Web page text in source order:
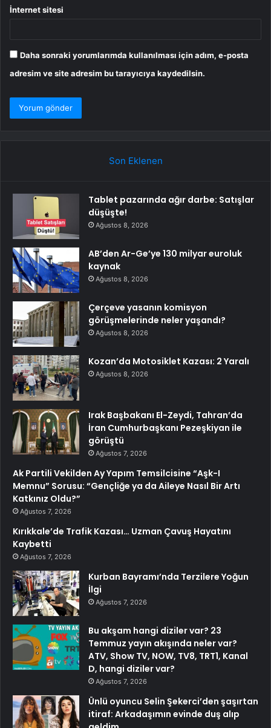
İnternet sitesi
Daha sonraki yorumlarımda kullanılması için adım, e-posta
adresim ve site adresim bu tarayıcıya kaydedilsin.
Son Eklenen
Tablet pazarında ağır darbe: Satışlar
düşüşte!
Ağustos 8, 2026
AB’den Ar-Ge’ye 130 milyar euroluk
kaynak
Ağustos 8, 2026
Çerçeve yasanın komisyon
görüşmelerinde neler yaşandı?
Ağustos 8, 2026
Kozan’da Motosiklet Kazası: 2 Yaralı
Ağustos 8, 2026
Irak Başbakanı El-Zeydi, Tahran’da
İran Cumhurbaşkanı Pezeşkiyan ile
görüştü
Ağustos 7, 2026
Ak Partili Vekilden Ay Yapım Temsilcisine “Aşk-I
Memnu” Sorusu: “Gençliğe ya da Aileye Nasıl Bir Artı
Katkınız Oldu?”
Ağustos 7, 2026
Kırıkkale’de Trafik Kazası… Uzman Çavuş Hayatını
Kaybetti
Ağustos 7, 2026
Kurban Bayramı’nda Terzilere Yoğun
İlgi
Ağustos 7, 2026
Bu akşam hangi diziler var? 23
Temmuz yayın akışında neler var?
ATV, Show TV, NOW, TV8, TRT1, Kanal
D, hangi diziler var?
Ağustos 7, 2026
Ünlü oyuncu Selin Şekerci’den şaşırtan
itiraf: Arkadaşımın evinde duş alıp